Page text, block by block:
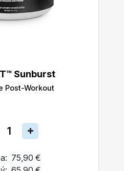
Sunburst
Post-Workout
75,90 €